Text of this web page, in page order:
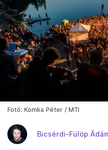
Fotó: Komka Péter / MTI
Bicsérdi-Fülöp